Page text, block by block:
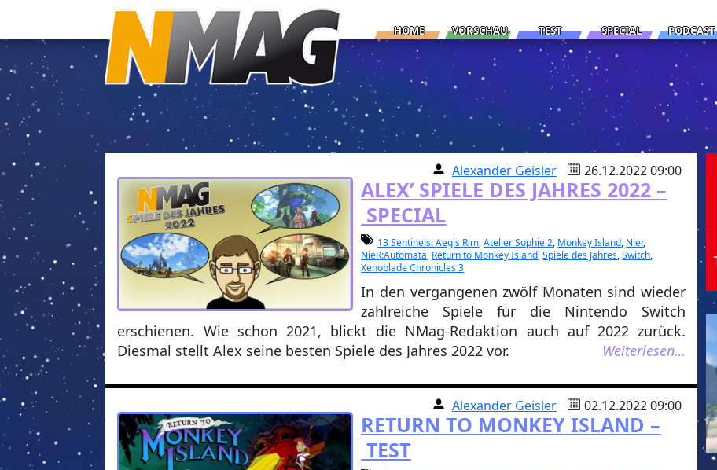
HOME VORSCHAU TEST SPECIAL PODCAST
Alexander Geisler 26.12.2022 09:00
ALEX’ SPIELE DES JAHRES 2022 –
SPECIAL
13 Sentinels: Aegis Rim,Atelier Sophie 2, Monkey Island, Nier,
NieR:Automata, Return to Monkey Island,Spiele des Jahres,Switch,
Xenoblade Chronicles 3
In den vergangenen zwölf Monaten sind wieder
zahlreiche Spiele für die Nintendo Switch
erschienen. Wie schon 2021, blickt die NMag-Redaktion auch auf 2022 zurück.
Diesmal stellt Alex seine besten Spiele des Jahres 2022 vor.
Weiterlesen…
Alexander Geisler 02.12.2022 09:00
RETURN TO MONKEY ISLAND –
TEST